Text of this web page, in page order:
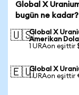
Global X
bugün ne kadar?
🇺🇸Global X
Amerikan
1 URAon eşittir
🇪🇺Global X
1 URAon eşittir